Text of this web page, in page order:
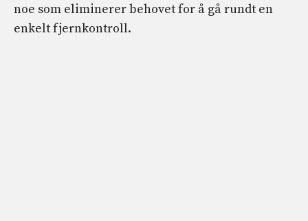
noe som eliminerer behovet for å gå rundt en
enkelt fjernkontroll.